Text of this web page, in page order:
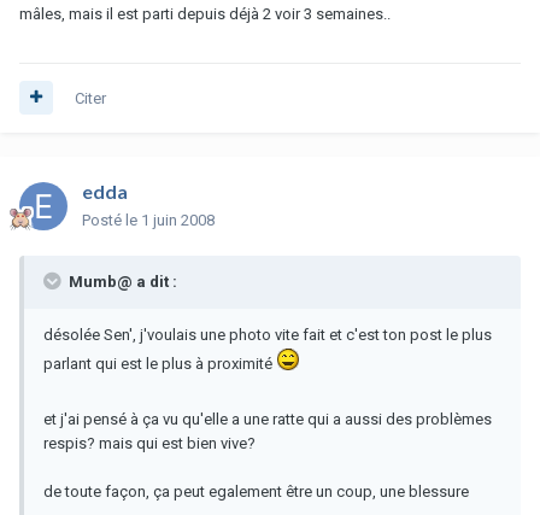
mâles, mais il est parti depuis déjà 2 voir 3 semaines..
Citer
edda
Posté le 1 juin 2008
Mumb@ a dit :
désolée Sen', j'voulais une photo vite fait et c'est ton post le plus
parlant qui est le plus à proximité
et j'ai pensé à ça vu qu'elle a une ratte qui a aussi des problèmes
respis? mais qui est bien vive?
de toute façon, ça peut egalement être un coup, une blessure